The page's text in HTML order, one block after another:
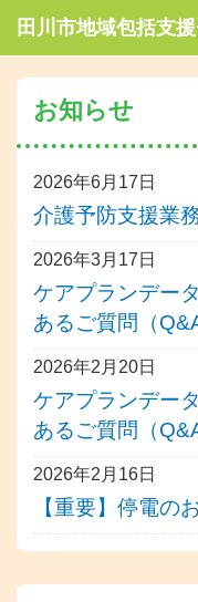
田川市地域包括支
お知らせ
2026年6月17日
介護予防支援業
2026年3月17日
ケアプランデー
あるご質問（
2026年2月20日
ケアプランデー
あるご質問（
2026年2月16日
【重要】停電の